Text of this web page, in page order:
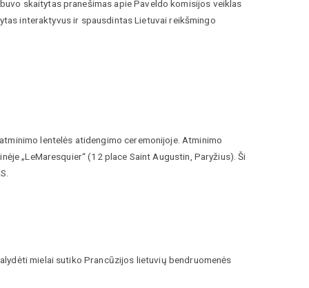
skaitytas pranešimas apie Paveldo komisijos veiklas
interaktyvus ir spausdintas Lietuvai reikšmingo
lentelės atidengimo ceremonijoje. Atminimo
„LeMaresquier“ (12 place Saint Augustin, Paryžius). Ši
mielai sutiko Prancūzijos lietuvių bendruomenės